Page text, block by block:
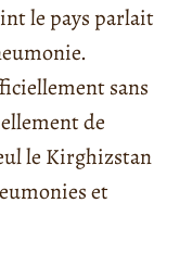
le pays parlait
sans
de
le Kirghizstan
et